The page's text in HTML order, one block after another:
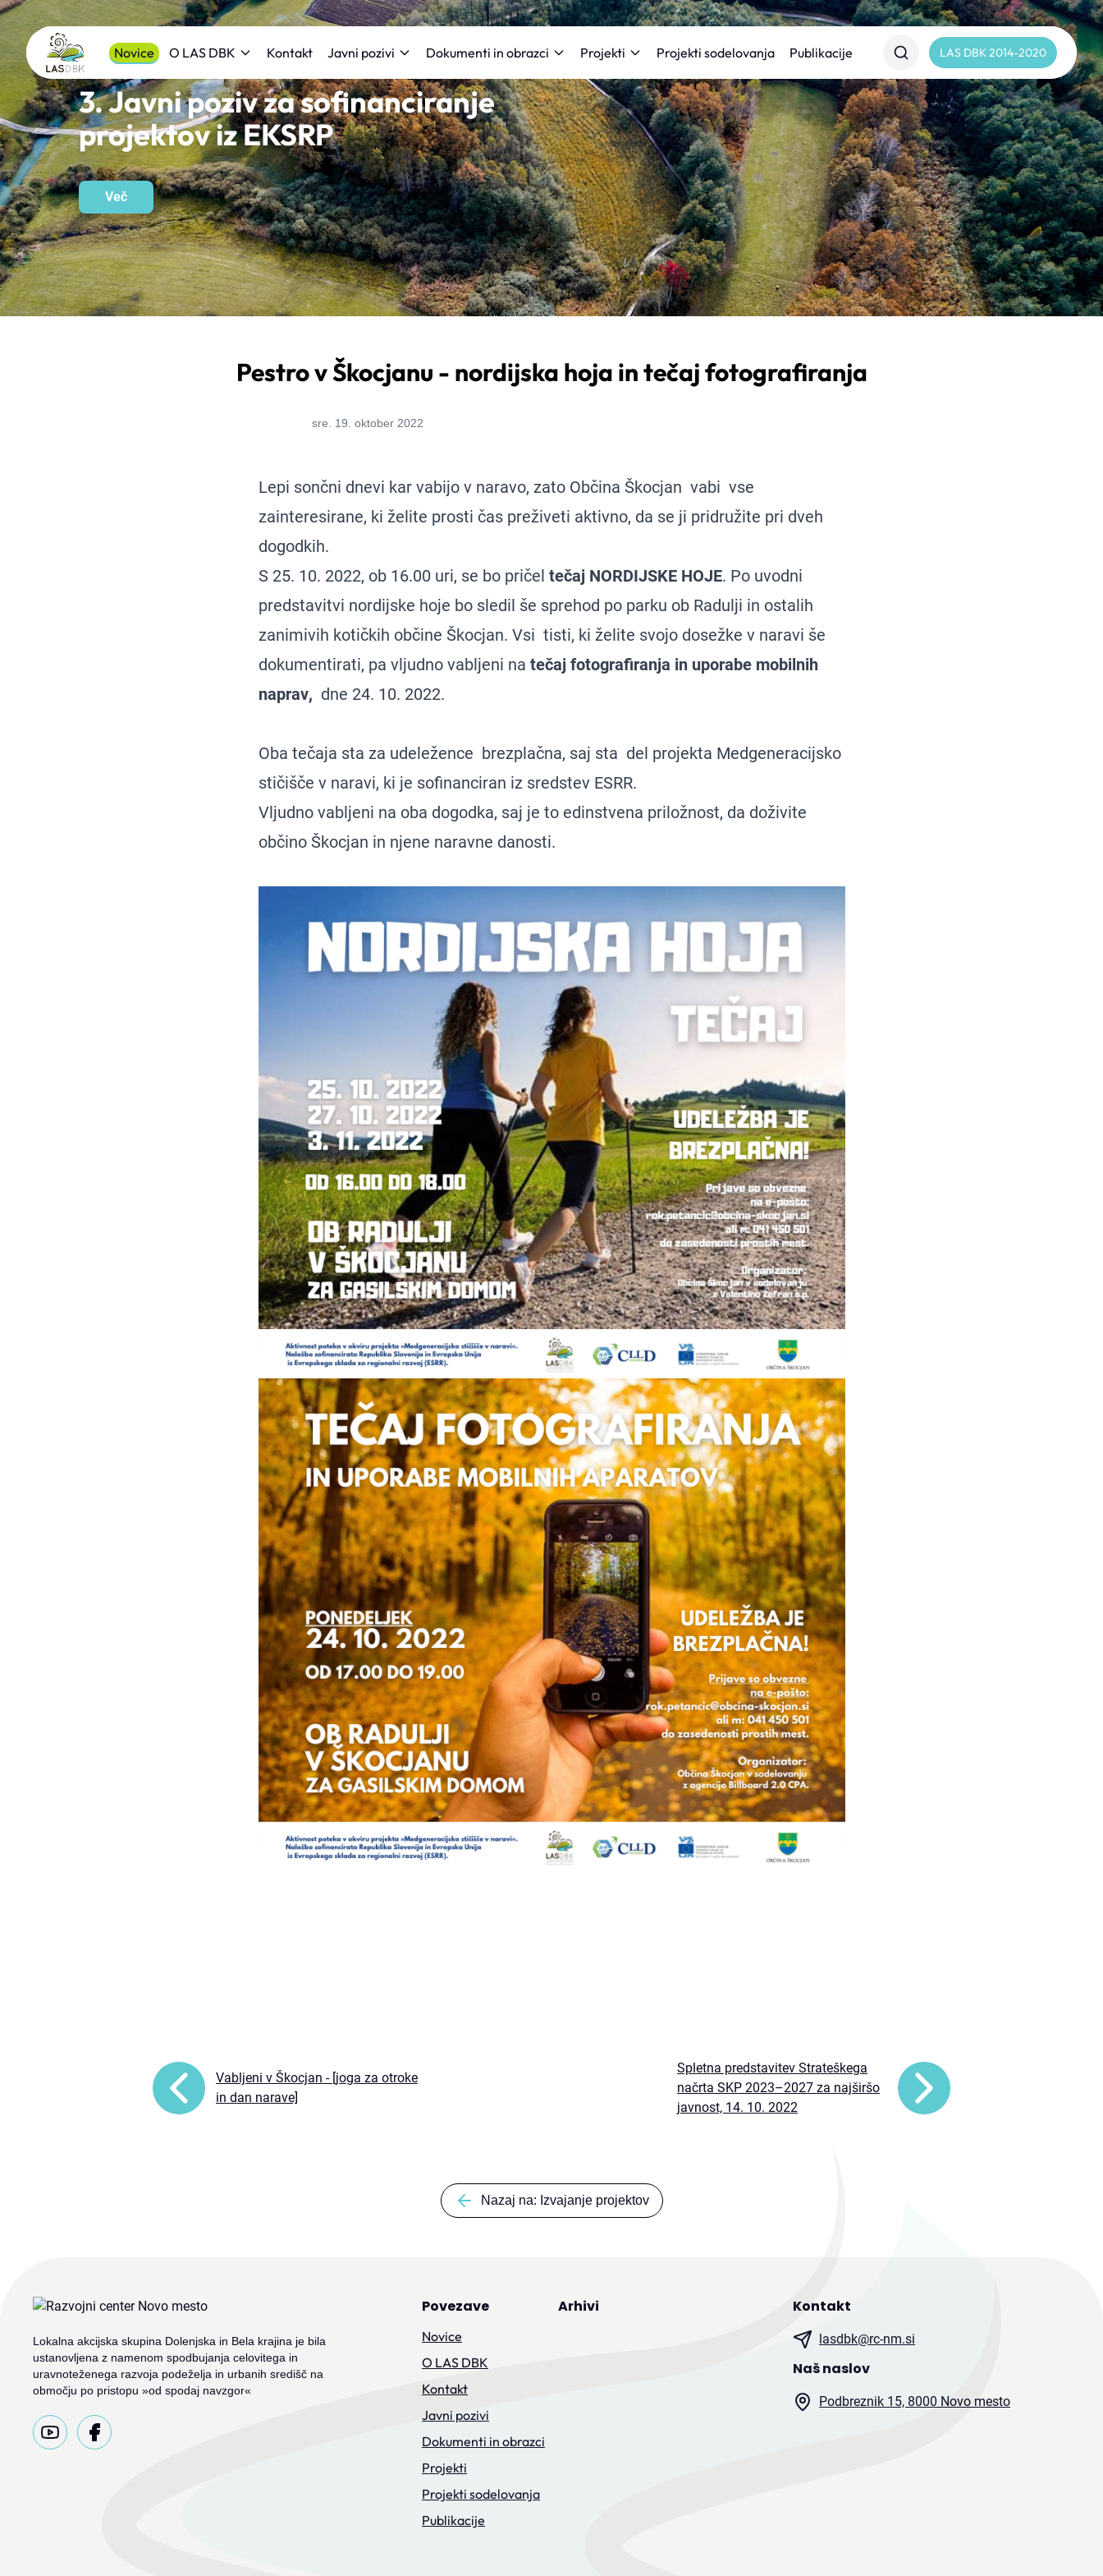
3. Javni poziv za sofinanciranje
projektov iz EKSRP
Več
Novice O LAS DBK Kontakt Javni pozivi Dokumenti in obrazci Projekti Projekti sodelovanja Publikacije LAS DBK 2014-2020
Pestro v Škocjanu - nordijska hoja in tečaj fotografiranja
sre. 19. oktober 2022
Lepi sončni dnevi kar vabijo v naravo, zato Občina Škocjan vabi vse
zainteresirane, ki želite prosti čas preživeti aktivno, da se ji pridružite pri dveh
dogodkih.
S 25. 10. 2022, ob 16.00 uri, se bo pričel tečaj NORDIJSKE HOJE. Po uvodni
predstavitvi nordijske hoje bo sledil še sprehod po parku ob Radulji in ostalih
zanimivih kotičkih občine Škocjan. Vsi tisti, ki želite svojo dosežke v naravi še
dokumentirati, pa vljudno vabljeni na tečaj fotografiranja in uporabe mobilnih
naprav, dne 24. 10. 2022.
Oba tečaja sta za udeležence brezplačna, saj sta del projekta Medgeneracijsko
stičišče v naravi, ki je sofinanciran iz sredstev ESRR.
Vljudno vabljeni na oba dogodka, saj je to edinstvena priložnost, da doživite
občino Škocjan in njene naravne danosti.
Vabljeni v Škocjan - [joga za otroke
in dan narave]
Spletna predstavitev Strateškega
načrta SKP 2023–2027 za najširšo
javnost, 14. 10. 2022
Nazaj na: Izvajanje projektov
Lokalna akcijska skupina Dolenjska in Bela krajina je bila
ustanovljena z namenom spodbujanja celovitega in
uravnoteženega razvoja podeželja in urbanih središč na
območju po pristopu »od spodaj navzgor«
Povezave
Novice
O LAS DBK
Kontakt
Javni pozivi
Dokumenti in obrazci
Projekti
Projekti sodelovanja
Publikacije
Arhivi Kontakt
lasdbk@rc-nm.si
Naš naslov
Podbreznik 15, 8000 Novo mesto